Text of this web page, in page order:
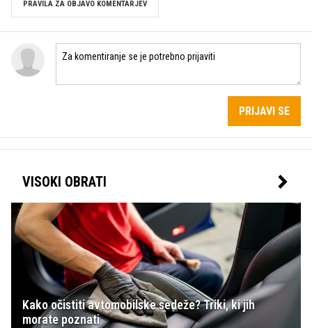
PRAVILA ZA OBJAVO KOMENTARJEV
PRIJAVI SE
VISOKI OBRATI
Kako očistiti avtomobilske sedeže? Triki, ki jih
morate poznati